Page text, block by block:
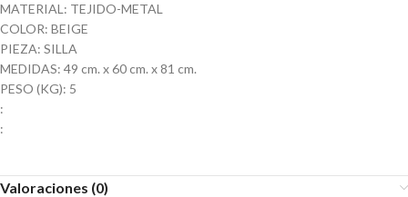
MATERIAL: TEJIDO-METAL
COLOR: BEIGE
PIEZA: SILLA
MEDIDAS: 49 cm. x 60 cm. x 81 cm.
PESO (KG): 5
:
:
Valoraciones (0)